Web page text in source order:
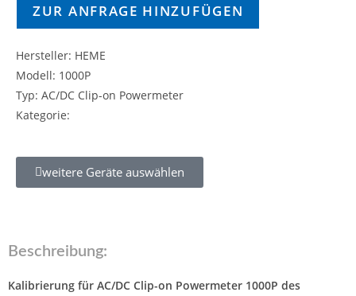
ZUR ANFRAGE HINZUFÜGEN
Hersteller: HEME
Modell: 1000P
Typ: AC/DC Clip-on Powermeter
Kategorie:
weitere Geräte auswählen
Beschreibung:
Kalibrierung für AC/DC Clip-on Powermeter 1000P des